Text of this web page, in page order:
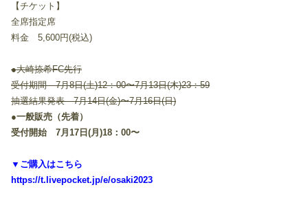
【チケット】
全席指定席
料金 5,600円(税込)
●大崎捺希FC先行
受付期間 7月8日(土)12：00〜7月13日(木)23：59
抽選結果発表 7月14日(金)〜7月16日(日)
●一般販売（先着）
受付開始 7月17日(月)18：00〜
▼ご購入はこちら
https://t.livepocket.jp/e/osaki2023